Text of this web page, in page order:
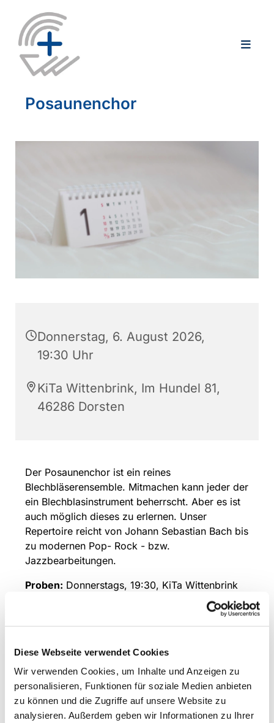
Diese Webseite verwendet Cookies
Wir verwenden Cookies, um Inhalte und Anzeigen zu
personalisieren, Funktionen für soziale Medien anbieten
zu können und die Zugriffe auf unsere Website zu
analysieren. Außerdem geben wir Informationen zu Ihrer
Posaunenchor
Donnerstag, 6. August 2026,
19:30 Uhr
KiTa Wittenbrink, Im Hundel 81,
46286 Dorsten
Der Posaunenchor ist ein reines
Blechbläserensemble. Mitmachen kann jeder der
ein Blechblasinstrument beherrscht. Aber es ist
auch möglich dieses zu erlernen. Unser
Repertoire reicht von Johann Sebastian Bach bis
zu modernen Pop- Rock - bzw.
Jazzbearbeitungen.
Proben: Donnerstags, 19:30, KiTa Wittenbrink
Stephan
Hillnhütter, Tel.:01791312864